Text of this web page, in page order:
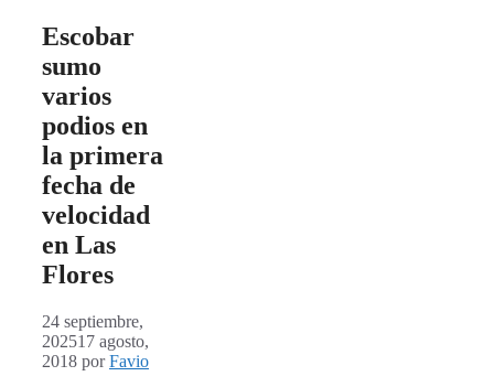
Escobar
sumo
varios
podios en
la primera
fecha de
velocidad
en Las
Flores
24 septiembre,
202517 agosto,
2018 porFavio